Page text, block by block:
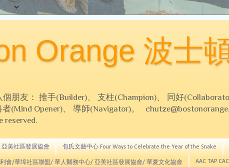
Orange 波士
朋友： 推手(Builder)、 支柱(Champion)、 同好
者(Mind Opener)、 導師(Navigator)。
reserved.
亞美社區發展協會 包氏文藝中心 Four Ways to Celebrate the Year of the Snake
會/華埠社區聯盟/ 華人醫務中心/ 亞美社區發展協會/ 華夏文化協會 AAC TAP